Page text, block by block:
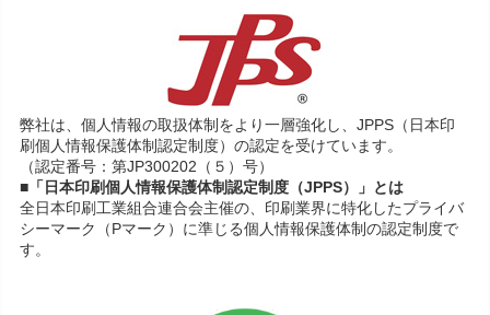
弊社は、個人情報の取扱体制をより一層強化し、JPPS（日本印
刷個人情報保護体制認定制度）の認定を受けています。
（認定番号：第JP300202（５）号）
■「日本印刷個人情報保護体制認定制度（JPPS）」とは
全日本印刷工業組合連合会主催の、印刷業界に特化したプライバ
シーマーク（Pマーク）に準じる個人情報保護体制の認定制度で
す。